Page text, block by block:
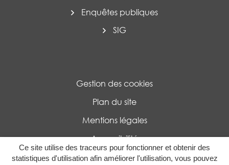
Ce site utilise des traceurs pour fonctionner et obtenir des
statistiques d'utilisation afin améliorer l'utilisation, vous pouvez
Enquêtes publiques
SIG
Gestion des cookies
Plan du site
Mentions légales
Accessibilité
Politique de confidentialité